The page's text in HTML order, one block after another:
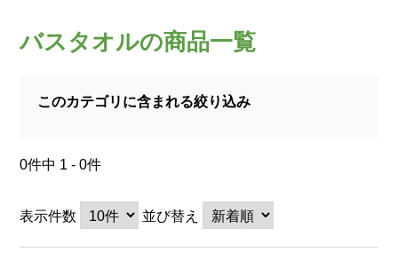
バスタオルの商品一覧
このカテゴリに含まれる絞り込み
0件中 1 - 0件
表示件数 並び替え